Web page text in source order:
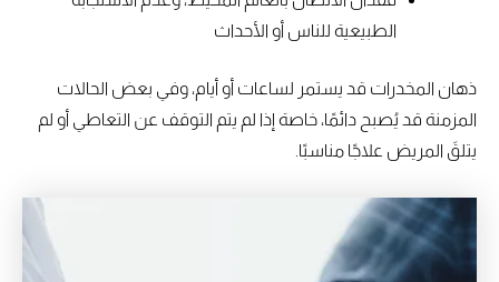
الطبيعية للناس أو الأحداث
ذهان المخدرات قد يستمر لساعات أو أيام، وفي بعض الحالات
المزمنة قد يُصبح دائمًا، خاصة إذا لم يتم التوقف عن التعاطي أو لم
يتلقَ المريض علاجًا مناسبًا.